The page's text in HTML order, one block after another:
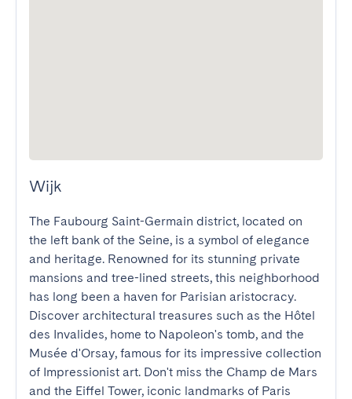
Wijk
The Faubourg Saint-Germain district, located on
the left bank of the Seine, is a symbol of elegance
and heritage. Renowned for its stunning private
mansions and tree-lined streets, this neighborhood
has long been a haven for Parisian aristocracy.
Discover architectural treasures such as the Hôtel
des Invalides, home to Napoleon's tomb, and the
Musée d'Orsay, famous for its impressive collection
of Impressionist art. Don't miss the Champ de Mars
and the Eiffel Tower, iconic landmarks of Paris